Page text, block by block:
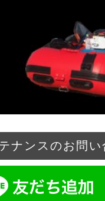
ナンスのお問